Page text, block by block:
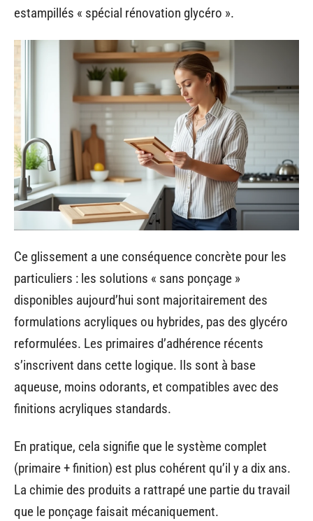
estampillés « spécial rénovation glycéro ».
Ce glissement a une conséquence concrète pour les
particuliers : les solutions « sans ponçage »
disponibles aujourd’hui sont majoritairement des
formulations acryliques ou hybrides, pas des glycéro
reformulées. Les primaires d’adhérence récents
s’inscrivent dans cette logique. Ils sont à base
aqueuse, moins odorants, et compatibles avec des
finitions acryliques standards.
En pratique, cela signifie que le système complet
(primaire + finition) est plus cohérent qu’il y a dix ans.
La chimie des produits a rattrapé une partie du travail
que le ponçage faisait mécaniquement.